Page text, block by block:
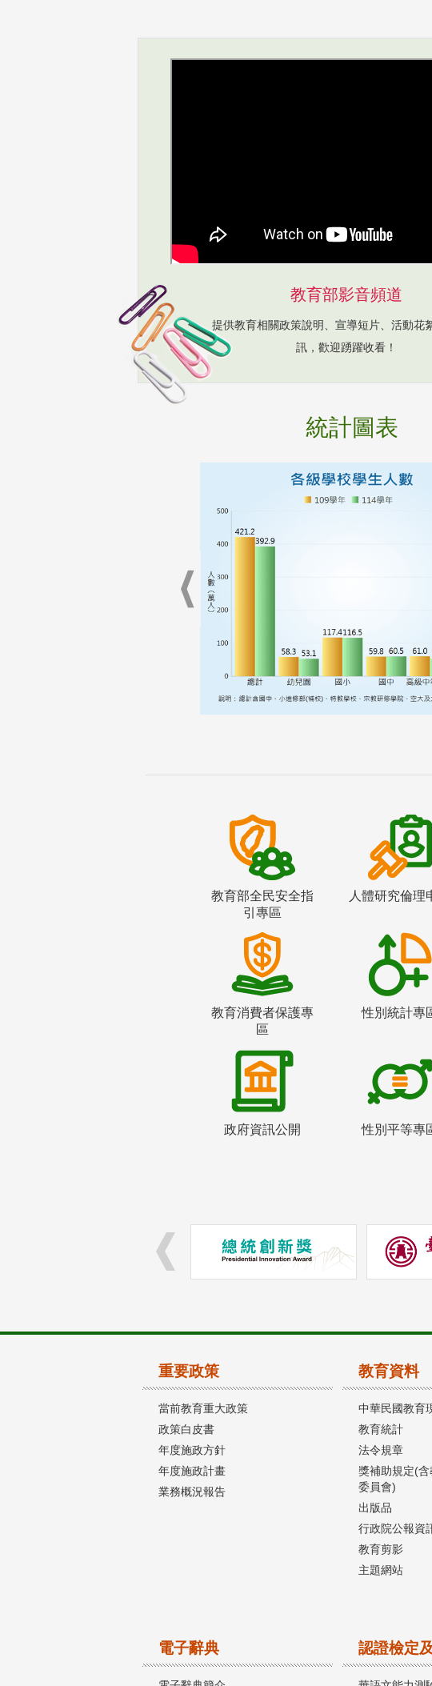
教育部影音頻道
提供教育相關政策說明、宣導短片、活動花
訊，歡迎踴躍收看！
統計圖表
教育部全民安全指
引專區
人體研究倫理
教育消費者保護專
區
性別統計專
政府資訊公開 性別平等專
重要政策
當前教育重大政策
政策白皮書
年度施政方針
年度施政計畫
業務概況報告
教育資料
中華民國教育
教育統計
法令規章
獎補助規定(
委員會)
出版品
行政院公報資
教育剪影
主題網站
電子辭典 認證檢定